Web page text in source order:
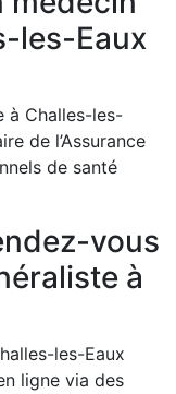
les-Eaux
à Challes-les-
de l’Assurance
de santé
vous
à
les-Eaux
ligne via des